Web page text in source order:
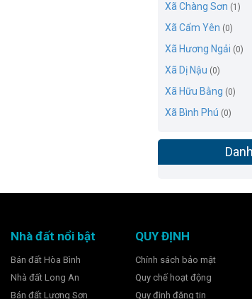
Xã Chàng Sơn (1)
Xã Cẩm Yên (0)
Xã Hương Ngải (0)
Xã Dị Nậu (0)
Xã Hữu Bằng (0)
Xã Bình Phú (0)
Nhà đất nổi bật
Bán đất Hòa Bình
Nhà đất Long An
Bán đất Lương Sơn
QUY ĐỊNH
Chính sách bảo mật
Quy chế hoạt động
Quy định đăng tin